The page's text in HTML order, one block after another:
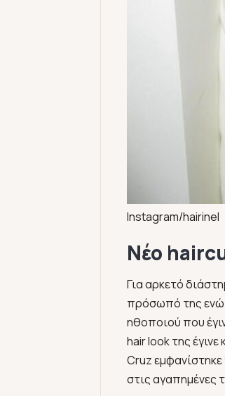
Instagram/hairinel
Νέο
Για αρκετό
πρόσωπό της ενώ
ηθοποιού που
hair look της
Cruz
στις αγαπημένες